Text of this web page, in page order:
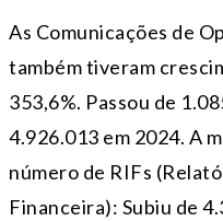
As Comunicações de
também tiveram
353,6%. Passou de
4.926.013 em 2024. A
número de RIFs
Financeira): Subiu de